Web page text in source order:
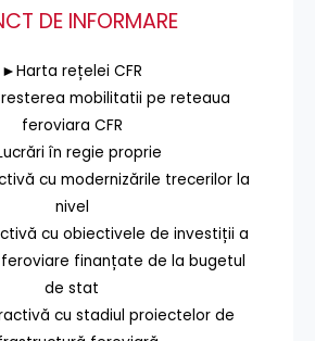
DE INFORMARE
►Harta rețelei CFR
mobilitatii pe reteaua
feroviara CFR
în regie proprie
cu modernizările trecerilor la
nivel
cu obiectivele de investiții a
finanțate de la bugetul
de stat
cu stadiul proiectelor de